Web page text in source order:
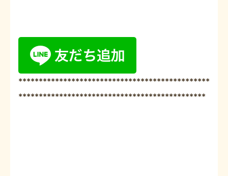
***********************************************
**********************************************